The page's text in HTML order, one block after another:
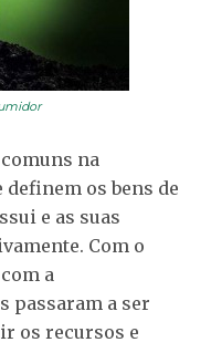
na
os bens de
e as suas
Com o
a
passaram a ser
os recursos e